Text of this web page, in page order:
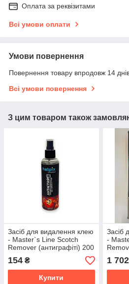
Оплата за реквізитами
Всі умови оплати
Умови повернення
Повернення товару впродовж 14
Всі умови повернення
З цим товаром також
Засіб для видалення клею
- Master`s Line Scotch
Remover (антиграфіті) 200
мл. (2000000003675)
154 ₴
Купити
Засіб
-
1 702